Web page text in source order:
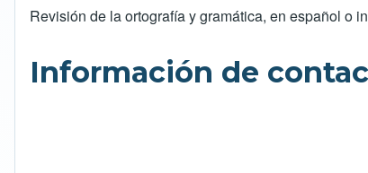
Revisión de la ortografía y gramática, en español o
Información de